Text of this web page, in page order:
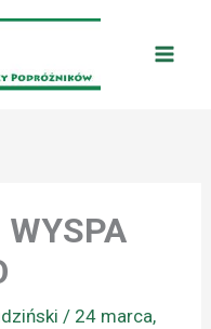
WYSPA
/ 24 marca,